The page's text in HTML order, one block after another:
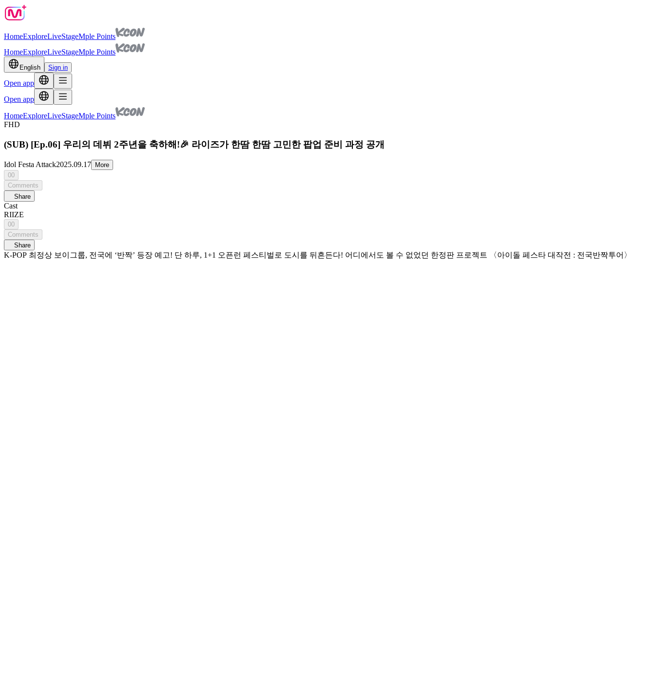
HomeExploreLiveStageMple Points
HomeExploreLiveStageMple Points
English Sign in
Open app
Open app
HomeExploreLiveStageMple Points
FHD
(SUB) [Ep.06] 우리의 데뷔 2주년을 축하해!🎉 라이즈가 한땀 한땀 고민한 팝업 준비 과정 공개
Idol Festa Attack2025.09.17
More
00
Comments
Share
Cast
RIIZE
00
Comments
Share
K-POP 최정상 보이그룹, 전국에 ‘반짝’ 등장 예고! 단 하루, 1+1 오픈런 페스티벌로 도시를 뒤흔든다! 어디에서도 볼 수 없었던 한정판 프로젝트 〈아이돌 페스타 대작전 : 전국반짝투어〉